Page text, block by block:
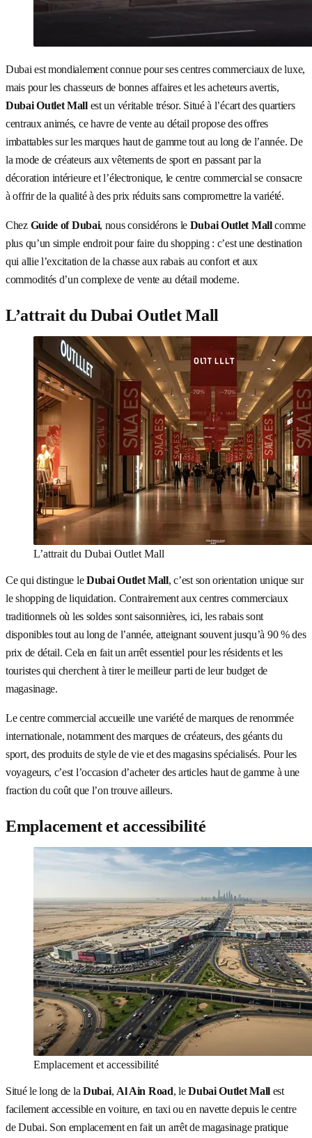
Dubai est mondialement connue pour ses centres commerciaux de luxe,
mais pour les chasseurs de bonnes affaires et les acheteurs avertis,
Dubai Outlet Mallest un véritable trésor. Situé à l’écart des quartiers
centraux animés, ce havre de vente au détail propose des offres
imbattables sur les marques haut de gamme tout au long de l’année. De
la mode de créateurs aux vêtements de sport en passant par la
décoration intérieure et l’électronique, le centre commercial se consacre
à offrir de la qualité à des prix réduits sans compromettre la variété.
Chez Guide of Dubai, nous considérons le Dubai Outlet Mallcomme
plus qu’un simple endroit pour faire du shopping : c’est une destination
qui allie l’excitation de la chasse aux rabais au confort et aux
commodités d’un complexe de vente au détail moderne.
L’attrait du Dubai Outlet Mall
L’attrait du Dubai Outlet Mall
Ce qui distingue leDubai Outlet Mall, c’est son orientation unique sur
le shopping de liquidation. Contrairement aux centres commerciaux
traditionnels où les soldes sont saisonnières, ici, les rabais sont
disponibles tout au long de l’année, atteignant souvent jusqu’à 90 % des
prix de détail. Cela en fait un arrêt essentiel pour les résidents et les
touristes qui cherchent à tirer le meilleur parti de leur budget de
magasinage.
Le centre commercial accueille une variété de marques de renommée
internationale, notamment des marques de créateurs, des géants du
sport, des produits de style de vie et des magasins spécialisés. Pour les
voyageurs, c’est l’occasion d’acheter des articles haut de gamme à une
fraction du coût que l’on trouve ailleurs.
Emplacement et accessibilité
Emplacement et accessibilité
Situé le long de la Dubai, Al Ain Road, leDubai Outlet Mall est
facilement accessible en voiture, en taxi ou en navette depuis le centre
de Dubai. Son emplacement en fait un arrêt de magasinage pratique